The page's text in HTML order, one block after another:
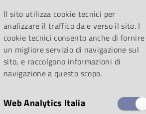
Il sito utilizza cookie tecnici per
analizzare il traffico da e verso il sito. I
cookie tecnici consento anche di fornire
un migliore servizio di navigazione sul
sito, e raccolgono informazioni di
navigazione a questo scopo.
Web Analytics Italia